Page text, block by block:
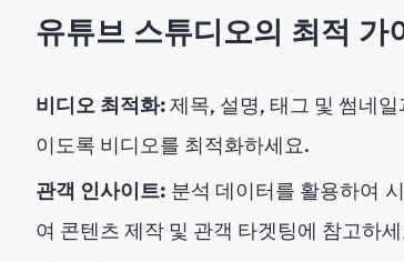
유튜브 스튜디오의 최적 가
비디오 최적화:제목, 설명, 태그 및 썸네
이도록 비디오를 최적화하세요.
관객 인사이트: 분석 데이터를 활용하여
여 콘텐츠 제작 및 관객 타겟팅에 참고하